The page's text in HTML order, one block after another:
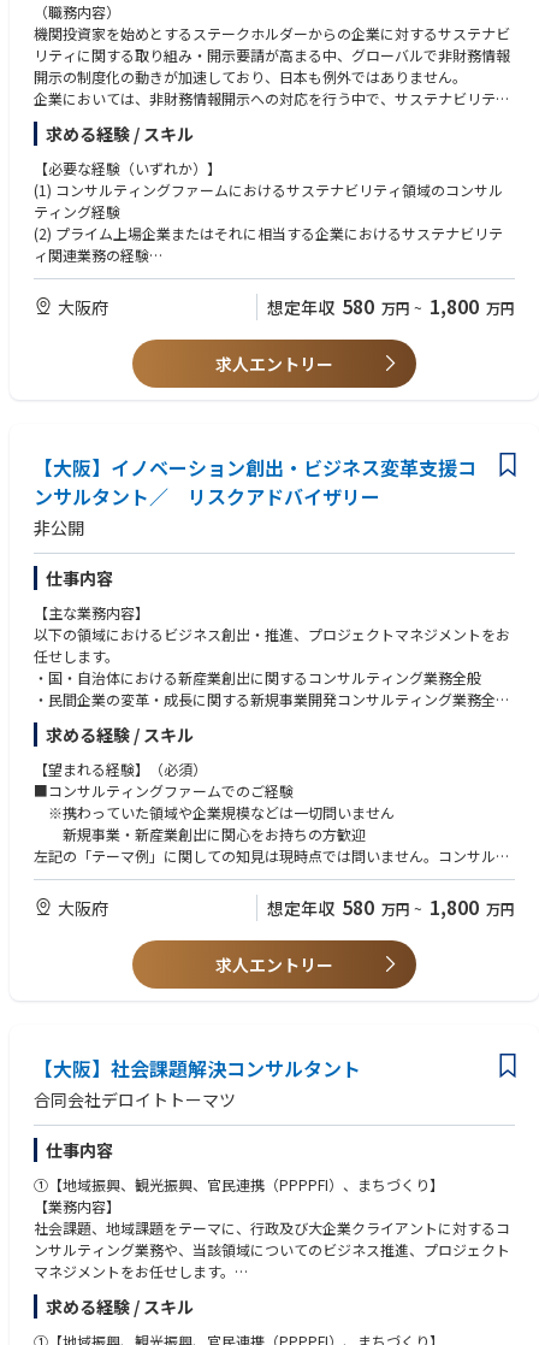
______________________________
◆インターネット業界チームのプロジェクト事例
・総合プラットフォームサービスとリアル店舗統合（OMO）​
・デジタルストリーミングサービスの制作コスト・ROI最適化​
・COVID-091を背景に成長するオンラインイベント事業創業支援
◆プロジェクト事例
・大手電機メーカ：全社IT戦略・EA策定および導入プロジェクト
全社IT戦略の立案～それを具現化するEAの策定～EAを実現する為のSalesf
orce, SAP S/4 HANA, IBP, Aribaなどで構成される全社Enterprise ITシステ
ム導入まで、一気通貫での支援を実施。
・大手通信業：次世代成長基盤構築プロジェクト
顧客戦略からコールセンター業務まで通信事業の基幹業務をSalesforce（S
ales Cloud、Service Cloud、Marketing Attomation、Mulesoft、Treasure
Data）をフル活用して一気通貫での業務、システム支援を実施。
・大手機械メーカ：基幹システム刷新プロジェクト
SAP S4/HANAを活用し、これまでよりもより高速に、より生産性を高めた
業務を実現するための基幹システム刷新を実施。
国内だけでなく海外複数拠点への展開も予定されており、要件定義段階か
らGlobalメンバーと協業して推進。
モジュールも多岐にわたっており、基本であるSD/MM/FI/COだけでなく、
PP/eWM/GTS/CRM（Hybris Billing）BPCなども活用。
※コンサル未経験者の方でも、業務/システム/SIなど 特定のご知見をベ
ースにキャッチアップし、活躍しているメンバーは多くおります。
◆歓迎（WANT）経験・スキル
・SFA、サプライチェーン、経理など業務ファンクションについての経験
・Java, PHP, NewIT（Cloud, SaaS, Security）の経験
・計画策定/ 実行経験 （テスト計画や移行計画などを含む）
・要件定義などIT上流の経験
・大規模SIのPMO経験（大手SIer、SEとして経験がある方歓迎です）
・通信業界、ハイテク業界（半導体、電機メーカーなど）、Platform業界
での経験
・ITコンサル関連の経験
・通信・メディア・エンターテインメント・ハイテク業界クライアントをI
Tの力で支援したい方
・クライアントフェイシング志向の方、チームワークを重視し、自発的に
課題解決・変化創造に取り組める方
・いずれはプロジェクトマネージャとして、数十億規模のSI系プロジェク
トをコントロールしていきたい方
（職務内容）
機関投資家を始めとするステークホルダーからの企業に対するサステナビ
リティに関する取り組み・開示要請が高まる中、グローバルで非財務情報
開示の制度化の動きが加速しており、日本も例外ではありません。
企業においては、非財務情報開示への対応を行う中で、サステナビリティ
に関する情報収集等の業務プロセスやシステム対応などが必要となってき
ており、コンサルティングへの期待値も高まっています。
関西リスクアドバイザリーでは、ALL Deloitteのネットワークやノウハウを
活用し、様々な専門家と連携しながら、関西エリアのグローバル企業を中
心にサステナビリティ領域のアドバイザリーサービスを提供しています。
サステナビリティ情報開示に関する法規制への対応はもとより、サステナ
システム構築など、企業のコーポレート機能としての取り組みを支援する
ことにより、企業のサステナビリティ経営の高度化に貢献していきます。
【プロジェクト例】
◆サステナビリティ情報開示対応アドバイザリー
－TNFD開示対応
－ESG評価機関の評価向上支援
－温室効果ガス排出量に関する実績算定・目標設定の高度化支援
◆サステナビリティ戦略立案/業務・システム構築アドバイザリー
－サステナビリティ経営に関する長期ビジョン・目標立案
－中長期目線の競争優位性に資するマテリアリティ分析
－人権デューデリジェンス対応支援
－サステナビリティデータ収集に関する業務プロセス構想策定（内部統
制や保証準備対応含む）
－サステナビリティデータ収集に関するシステム構想策定
【DTCとの違い】
DTCのサービスと一部重複することはありますが、元々監査法人内にあっ
たアドバイザリー部門であり、サステナビリティ・非財務情報に関する
「開示」「制度対応」「業務・システム方針策定」といった領域を強みと
しています。
【当部署の特徴】
①関西エリアにおける 経済社会の変革 に全力で貢献しています。
（関西経済の活性化・社会課題の解決が最大のミッション）
②クライアント（行政及び企業）が適切にリスクテイクし、的確に経営課
題に対応するための各種サービスを提供しています。
③各ビジネスサービスとデジタル技術 を融合させることにより、経済社会
の変革を加速させています。
求める経験 / スキル
【必要な経験（いずれか）】
(1) コンサルティングファームにおけるサステナビリティ領域のコンサル
ティング経験
(2) プライム上場企業またはそれに相当する企業におけるサステナビリテ
ィ関連業務の経験
【望まれる経験】
・上記のプロジェクト例に関連する業務経験または同等の専門知識をお持
・必須ではありませんが、ビジネスレベルの英語力をお持ちの方を歓迎し
ます
【求める人材像】
以下の能力を有する方
・コミュニケーション能力
・プレゼンテーション能力
・論理的思考力
・ビジネス文書（コンサルティング提案書や報告書を想定）作成能力
大阪府 想定年収 580 万円 ~ 1,800 万円
求人エントリー
【大阪】イノベーション創出・ビジネス変革支援コ
ンサルタント／ リスクアドバイザリー
非公開
仕事内容
【主な業務内容】
以下の領域におけるビジネス創出・推進、プロジェクトマネジメントをお
任せします。
・国・自治体における新産業創出に関するコンサルティング業務全般
・民間企業の変革・成長に関する新規事業開発コンサルティング業務全般
・産学連携等プロジェクトを推進する大学・パートナー企業を対象とした
産学連携・スタートアップアドバイザー 等
主には以下のようなテーマの業務を予定しています（必ずしも全ての業務
を独力で実行する必要はなく、必要に応じて他のマネジャー・スタッフの
サポートを受けながら業務を遂行して頂きます）。
1）国・自治体における新産業創出施策立案・実行
3）スタートアップのビジネスモデル策定・各種伴走支援
4)産学連携等プロジェクトの促進支援
5）M&A、ベンチャー投資
6）グローバル展開支援
7）その他ビジネスプロデュース全般
求める経験 / スキル
【望まれる経験】（必須）
■コンサルティングファームでのご経験
※携わっていた領域や企業規模などは一切問いません
新規事業・新産業創出に関心をお持ちの方歓迎
左記の「テーマ例」に関しての知見は現時点では問いません。コンサルテ
ィングファームで培った、課題解決能力やロジカルシンキング、アウトプ
ットのスキルがあれば十分にキャッチアップが可能です。左記のテーマ例
に関心があり、この領域での専門性を高めていきたいという志向をお持ち
の方を歓迎します。
【望まれる経験】（推奨）
・大学・民間企業での新技術の社会実装に向けた産学連携等プロジェクト
の経験
【求める資格】（推奨）
以下資格をお持ちの方は歓迎。
・MBA
・博士課程
・中小企業診断士
【語学】
・日本語…ビジネスレベル(日本語能力検定1級相当)以上が必須要件
・英語…ビジネスレベルの方歓迎
大阪府 想定年収 580 万円 ~ 1,800 万円
求人エントリー
【大阪】社会課題解決コンサルタント
合同会社デロイトトーマツ
仕事内容
①【地域振興、観光振興、官民連携（PPPPFI）、まちづくり】
【業務内容】
社会課題、地域課題をテーマに、行政及び大企業クライアントに対するコ
ンサルティング業務や、当該領域についてのビジネス推進、プロジェクト
マネジメントをお任せします。
主には以下のようなテーマの業務を予定しています（必ずしも全ての業務
を独力で実行する必要はなく、必要に応じて他のマネジャー・スタッフの
求める経験 / スキル